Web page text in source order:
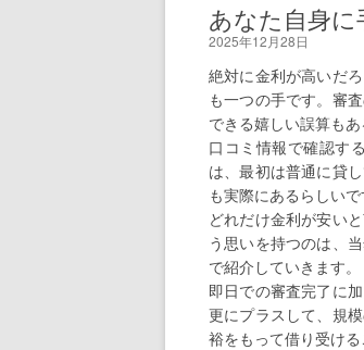
あなた自身
2025年12月28日
絶対に金利が高いだ
も一つの手です。審
できる嬉しい誤算も
口コミ情報で確認す
は、最初は普通に貸
も実際にあるらしいで
どれだけ金利が安い
う思いを持つのは、
で紹介していきます。
即日での審査完了に
更にプラスして、規
裕をもって借り受ける